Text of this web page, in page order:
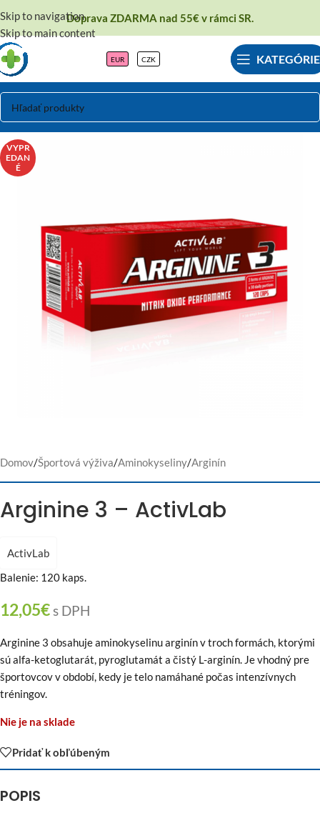
Skip to navigation
Skip to main content
Doprava ZDARMA nad 55€ v rámci SR.
EUR CZK KATEGÓRIE
VYPR
EDAN
É
Domov/Športová výživa/Aminokyseliny/Arginín
Arginine 3 – ActivLab
ActivLab
Balenie: 120 kaps.
12,05€s DPH
Arginine 3 obsahuje aminokyselinu arginín v troch formách, ktorými
sú alfa-ketoglutarát, pyroglutamát a čistý L-arginín. Je vhodný pre
športovcov v období, kedy je telo namáhané počas intenzívnych
tréningov.
Nie je na sklade
Pridať k obľúbeným
POPIS